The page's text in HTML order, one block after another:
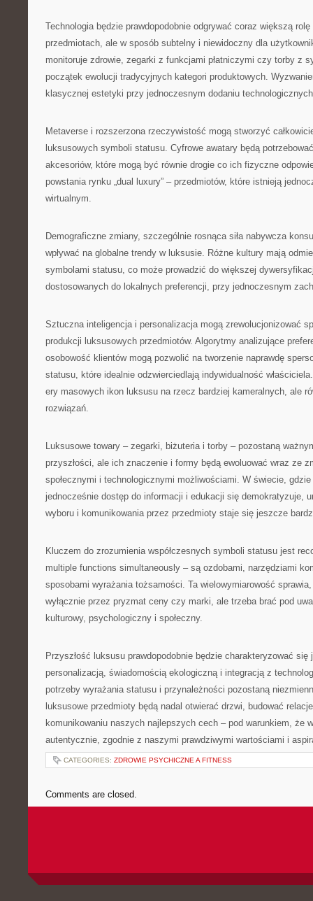
Technologia będzie prawdopodobnie odgrywać coraz większą
przedmiotach, ale w sposób subtelny i niewidoczny dla
monitoruje zdrowie, zegarki z funkcjami płatniczymi czy torby z
początek ewolucji tradycyjnych kategori produktowych.
klasycznej estetyki przy jednoczesnym dodaniu
Metaverse i rozszerzona rzeczywistość mogą stworzyć
luksusowych symboli statusu. Cyfrowe awatary będą
akcesoriów, które mogą być równie drogie co ich fizyczne
powstania rynku „dual luxury” – przedmiotów, które istnieją
wirtualnym.
Demograficzne zmiany, szczególnie rosnąca siła nabywcza
wpływać na globalne trendy w luksusie. Różne kultury mają
symbolami statusu, co może prowadzić do większej
dostosowanych do lokalnych preferencji, przy jednoczesnym
Sztuczna inteligencja i personalizacja mogą zrewolucjonizować
produkcji luksusowych przedmiotów. Algorytmy analizujące
osobowość klientów mogą pozwolić na tworzenie naprawdę
statusu, które idealnie odzwierciedlają indywidualność
ery masowych ikon luksusu na rzecz bardziej kameralnych, ale
rozwiązań.
Luksusowe towary – zegarki, biżuteria i torby – pozostaną
przyszłości, ale ich znaczenie i formy będą ewoluować wraz ze
społecznymi i technologicznymi możliwościami. W świecie,
jednocześnie dostęp do informacji i edukacji się demokratyzuje,
wyboru i komunikowania przez przedmioty staje się jeszcze
Kluczem do zrozumienia współczesnych symboli statusu jest
multiple functions simultaneously – są ozdobami, narzędziami
sposobami wyrażania tożsamości. Ta wielowymiarowość
wyłącznie przez pryzmat ceny czy marki, ale trzeba brać pod
kulturowy, psychologiczny i społeczny.
Przyszłość luksusu prawdopodobnie będzie charakteryzować
personalizacją, świadomością ekologiczną i integracją z
potrzeby wyrażania statusu i przynależności pozostaną
luksusowe przedmioty będą nadal otwierać drzwi, budować
komunikowaniu naszych najlepszych cech – pod warunkiem, że
autentycznie, zgodnie z naszymi prawdziwymi wartościami i
CATEGORIES: ZDROWIE PSYCHICZNE A FITNESS
Comments are closed.